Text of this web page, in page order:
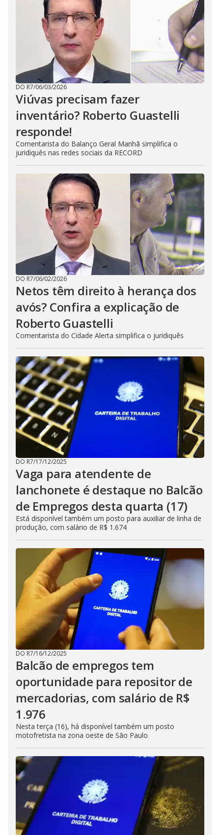
DO R7/06/03/2026
Viúvas precisam fazer
inventário? Roberto Guastelli
responde!
Comentarista do Balanço Geral Manhã simplifica o
juridiquês nas redes sociais da RECORD
DO R7/06/02/2026
Netos têm direito à herança dos
avós? Confira a explicação de
Roberto Guastelli
Comentarista do Cidade Alerta simplifica o juridiquês
DO R7/17/12/2025
Vaga para atendente de
lanchonete é destaque no Balcão
de Empregos desta quarta (17)
Está disponível também um posto para auxiliar de linha de
produção, com salário de R$ 1.674
DO R7/16/12/2025
Balcão de empregos tem
oportunidade para repositor de
mercadorias, com salário de R$
1.976
Nesta terça (16), há disponível também um posto
motofretista na zona oeste de São Paulo